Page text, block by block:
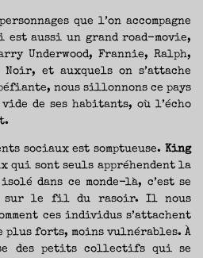
que l’on accompagne
est aussi un grand road-movie,
Underwood, Frannie, Ralph,
Noir, et auxquels on s’attache
nous sillonnons ce pays
de ses habitants, où l’écho
sociaux est somptueuse. King
qui sont seuls appréhendent la
dans ce monde-là, c’est se
sur le fil du rasoir. Il nous
ces individus s’attachent
plus forts, moins vulnérables. À
des petits collectifs qui se